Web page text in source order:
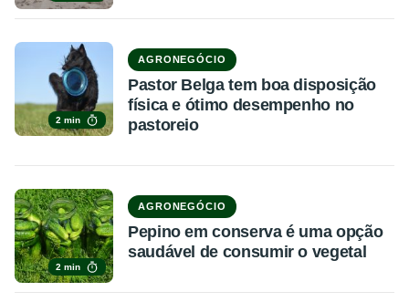
2 min
AGRONEGÓCIO
Pastor Belga tem boa disposição
física e ótimo desempenho no
pastoreio
2 min
AGRONEGÓCIO
Pepino em conserva é uma opção
saudável de consumir o vegetal